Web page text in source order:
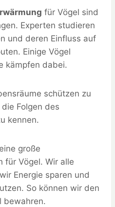
für Vögel sind
Experten studieren
und deren Einfluss auf
Einige Vögel
kämpfen dabei.
schützen zu
Folgen des
kennen.
große
für Vögel. Wir alle
Energie sparen und
So können wir den
bewahren.